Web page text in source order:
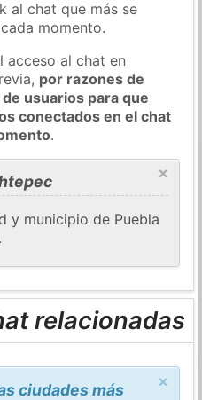
al chat que más se
momento.
acceso al chat en
por razones de
usuarios para que
conectados en el chat
.
×
y municipio de Puebla
relacionadas
×
ciudades más